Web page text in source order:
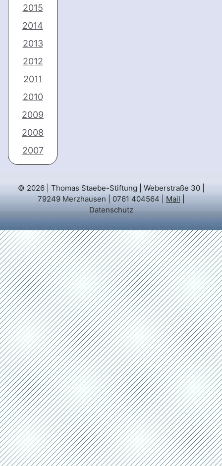
2015
2014
2013
2012
2011
2010
2009
2008
2007
© 2026 | Thomas Staebe-Stiftung | Weberstraße 30 |
79249 Merzhausen | 0761 404564 | Mail
Datenschutz